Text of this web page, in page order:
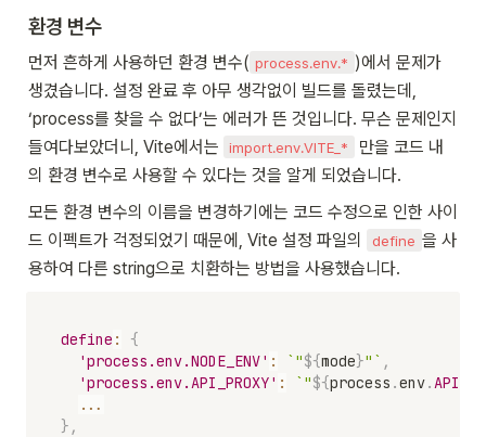
환경 변수
먼저 흔하게 사용하던 환경 변수( process.env.* )에서 문제가
생겼습니다. 설정 완료 후 아무 생각없이 빌드를 돌렸는데,
‘process를 찾을 수 없다’는 에러가 뜬 것입니다. 무슨 문제인지
들여다보았더니, Vite에서는
import.env.VITE_*
만을 코드 내
의 환경 변수로 사용할 수 있다는 것을 알게 되었습니다.
모든 환경 변수의 이름을 변경하기에는 코드 수정으로 인한 사이
드 이펙트가 걱정되었기 때문에, Vite 설정 파일의
define 을 사
용하여 다른 string으로 치환하는 방법을 사용했습니다.
define :
{
'process.env.NODE_ENV' : ` "${mode}" ` ,
'process.env.API_PROXY' : ` "${process .env.
...
} ,